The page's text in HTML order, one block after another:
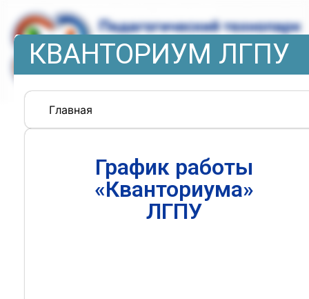
КВАНТОРИУМ ЛГПУ
Главная
График работы
«Кванториума»
ЛГПУ